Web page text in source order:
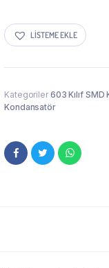
LISTEME EKLE
Kategoriler 603 Kılıf
Kondansatör